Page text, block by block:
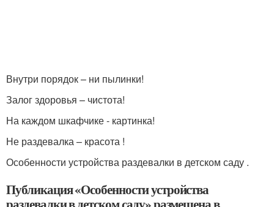
Внутри порядок – ни пылинки!
Залог здоровья – чистота!
На каждом шкафчике - картинка!
Не раздевалка – красота !
Особенности устройства раздевалки в детском саду .
Публикация «Особенности устройства